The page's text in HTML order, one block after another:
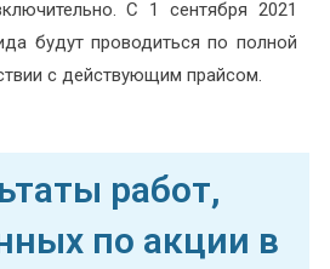
С 1 сентября 2021
будут проводиться по полной
с действующим прайсом.
работ,
по акции в